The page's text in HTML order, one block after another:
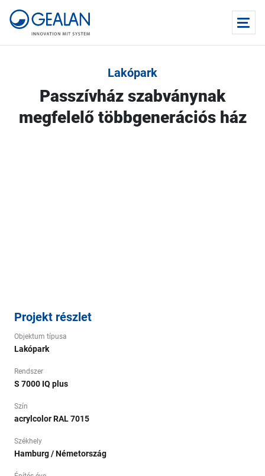
Lakópark
Passzívház szabványnak
megfelelő többgenerációs ház
Projekt részlet
Objektum típusa
Lakópark
Rendszer
S 7000 IQ plus
Szín
acrylcolor RAL 7015
Székhely
Hamburg / Németország